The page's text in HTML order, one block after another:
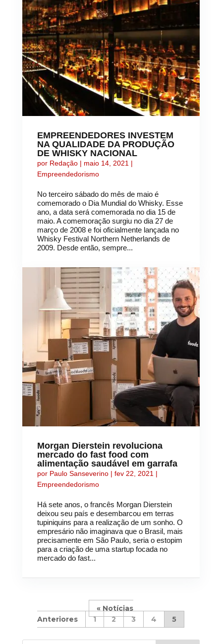
EMPREENDEDORES INVESTEM
NA QUALIDADE DA PRODUÇÃO
DE WHISKY NACIONAL
por Redação| maio 14, 2021 |
Empreendedorismo
No terceiro sábado do mês de maio é
comemorado o Dia Mundial do Whisky. Esse
ano, a data será comemorada no dia 15 de
maio. A comemoração surgiu no dia 27 de
março de 2008 e foi oficialmente lançada no
Whisky Festival Northern Netherlands de
2009. Desde então, sempre...
Morgan Dierstein revoluciona
mercado do fast food com
alimentação saudável em garrafa
por Paulo Sanseverino| fev 22, 2021 |
Empreendedorismo
Há sete anos, o francês Morgan Dierstein
deixou seu país e desembarcou em terras
tupiniquins para a realização de um sonho. O
empresário não imaginava que o Brasil, mais
precisamente em São Paulo, seria o estopim
para a criação de uma startup focada no
mercado do fast...
«
1
2 3 4 5